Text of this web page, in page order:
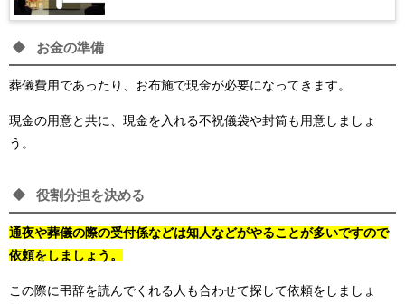
お金の準備
葬儀費用であったり、お布施で現金が必要になってきます。
現金の用意と共に、現金を入れる不祝儀袋や封筒も用意しましょ
う。
役割分担を決める
通夜や葬儀の際の受付係などは知人などがやることが多いですので
依頼をしましょう。
この際に弔辞を読んでくれる人も合わせて探して依頼をしましょ